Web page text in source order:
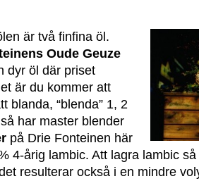
är två finfina öl.
Oude Geuze
dyr öl där priset
är du kommer att
blanda, “blenda” 1, 2
har master blender
på Drie Fonteinen här
4-årig lambic. Att lagra lambic
resulterar också i en mindre